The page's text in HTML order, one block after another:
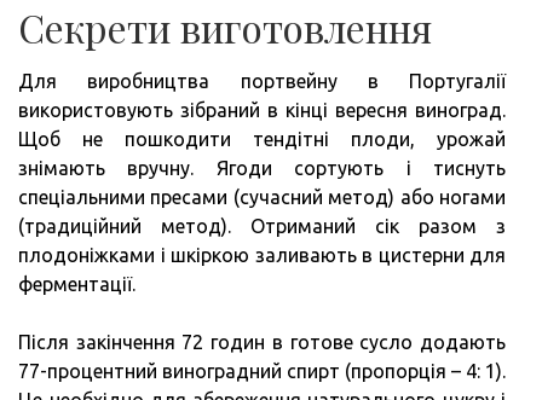
Секрети виготовлення
Для виробництва портвейну в Португалії
використовують зібраний в кінці вересня виноград.
Щоб не пошкодити тендітні плоди, урожай
знімають вручну. Ягоди сортують і тиснуть
спеціальними пресами (сучасний метод) або ногами
(традиційний метод). Отриманий сік разом з
плодоніжками і шкіркою заливають в цистерни для
ферментації.
Після закінчення 72 годин в готове сусло додають
77-процентний виноградний спирт (пропорція – 4: 1).